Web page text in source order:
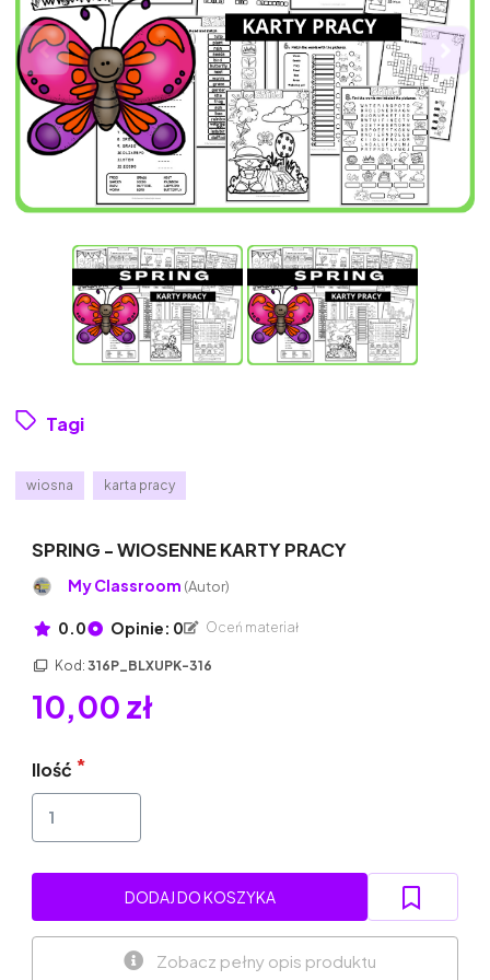
Tagi
wiosna karta pracy
SPRING - WIOSENNE KARTY PRACY
My Classroom (Autor)
0.0 Opinie: 0 Oceń materiał
Kod: 316P_BLXUPK-316
10,00 zł
Ilość
DODAJ DO KOSZYKA
Zobacz pełny opis produktu